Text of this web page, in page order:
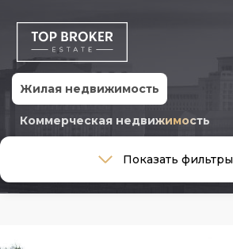
Жилая недвижимость
Коммерческая недвижимость
Тип сделки
Показать фильтры